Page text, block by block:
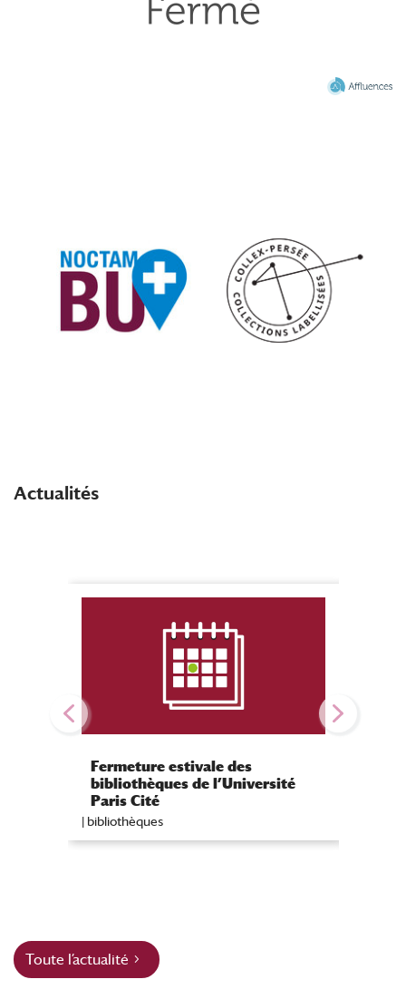
Actualités
Fermeture estivale des
bibliothèques de l’Université
Paris Cité
| bibliothèques
Toute l’actualité